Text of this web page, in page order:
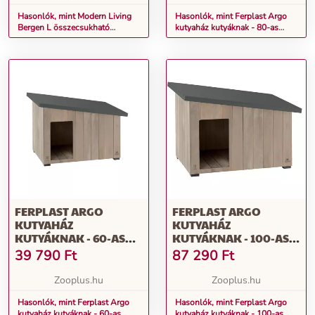
Hasonlók, mint Modern Living
Bergen L összecsukható
kutyaház: 115 x 75,5 x 83,4 cm
Hasonlók, mint Ferplast Argo
kutyaház kutyáknak - 80-as
méret: Sz 95,5 x M 62,5 x M 67
FERPLAST ARGO
KUTYAHÁZ
KUTYÁKNAK - 60-AS
MÉRET: SZ 69,5 X M 54,5
X M 52 CM
39 790 Ft
Zooplus.hu
Hasonlók, mint Ferplast Argo
FERPLAST ARGO
KUTYAHÁZ
KUTYÁKNAK - 100-AS
MÉRET: SZ 114,5 X M 73 X
M 81 CM
87 290 Ft
Zooplus.hu
Hasonlók, mint Ferplast Argo